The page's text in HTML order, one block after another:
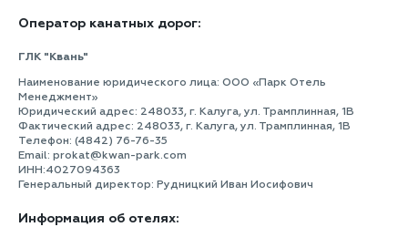
Оператор канатных дорог:
ГЛК "Квань"
Наименование юридического лица: ООО «Парк Отель
Менеджмент»
Юридический адрес: 248033, г. Калуга, ул. Трамплинная, 1В
Фактический адрес: 248033, г. Калуга, ул. Трамплинная, 1В
Телефон: (4842) 76-76-35
Email: prokat@kwan-park.com
ИНН:4027094363
Генеральный директор: Рудницкий Иван Иосифович
Информация об отелях: